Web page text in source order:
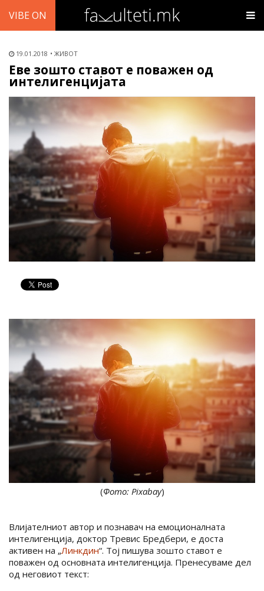
VIBE ON
19.01.2018 ЖИВОТ
Еве зошто ставот е поважен од
интелигенцијата
(Фото: Pixabay)
Влијателниот автор и познавач на емоционалната
интелигенција, доктор Тревис Бредбери, е доста
активен на „Линкдин“. Тој пишува зошто ставот е
поважен од основната интелигенција. Пренесуваме дел
од неговиот текст: